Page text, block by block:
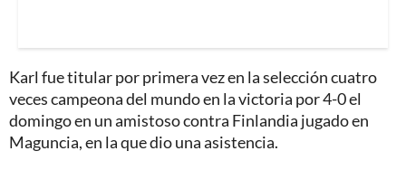
Karl fue titular por primera vez en la selección cuatro
veces campeona del mundo en la victoria por 4-0 el
domingo en un amistoso contra Finlandia jugado en
Maguncia, en la que dio una asistencia.